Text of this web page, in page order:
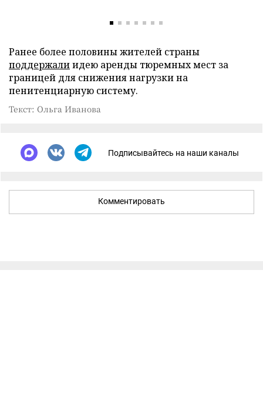
Ранее более половины жителей страны
поддержалиидею аренды тюремных мест за
границей для снижения нагрузки на
пенитенциарную систему.
Текст: Ольга Иванова
Подписывайтесь на наши каналы
Комментировать